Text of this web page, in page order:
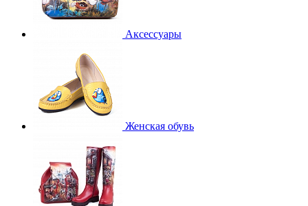
Аксессуары
Женская обувь